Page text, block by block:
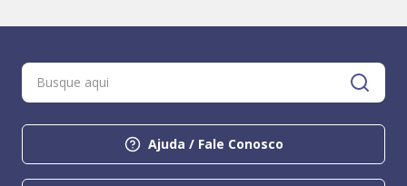
Ajuda / Fale Conosco